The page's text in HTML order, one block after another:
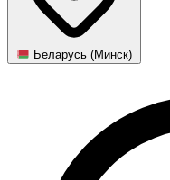
Беларусь (Минск)